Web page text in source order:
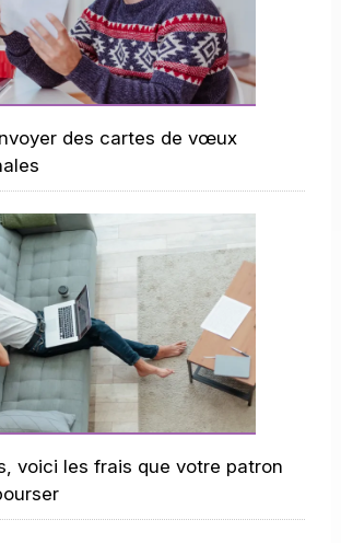
des cartes de vœux
voici les frais que votre patron